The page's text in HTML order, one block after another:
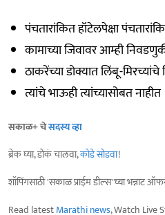
पंचतारांकित हॉटेलपेक्षा
कामाच्या जिवावर आम्ही
ठाकरेंच्या डोक्यात लिंबू-
त्यांचे भाऊही त्यांच्यासोबत नाहीत
सकाळ+ चेसदस्य व्हा
ब्रेक घ्या, डोकं चालवा,कोडे सोडवा!
शॉपिंगसाठी 'सकाळ प्राईम डील्स'च्या भन्नाट
Read latestMarathi news, Watch Live